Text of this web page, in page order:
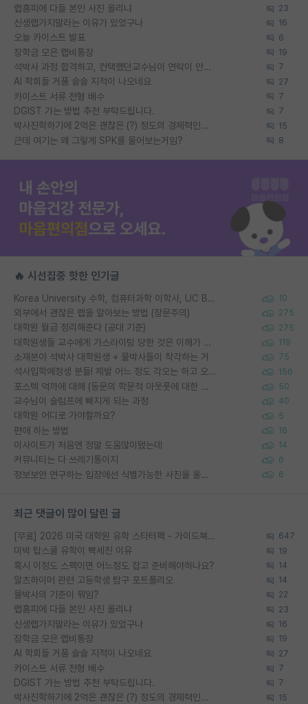
랩홈피에 다들 본인 사진 올리냐 23
신생랩가지말라는 이유가 있었구나 16
오늘 카이스트 발표 6
장학금 모은 랩비통장 19
석박사 과정 합격하고, 컨택했던교수님이 연락이 안됩니다... 7
AI 학회들 거품 슬슬 지적이 나오네요 27
카이스트 서류 전형 배수 7
DGIST 가는 방법 추천 부탁드립니다. 7
박사진학하기에 2억은 괜찮은 (?) 정도의 경제력인가요 15
근데 여기는 왜 그렇게 SPK를 물어보는거임? 8
🔥 시선집중 핫한 인기글
Korea University 수학, 컴퓨터과학 이학사, UC Berkeley 산업공학 대학원 공학박사가 되는 것은 쉽지 않겠죠? 10
외부에서 괜찮은 랩을 알아보는 방법 (장문주의) 275
대학원 월급 정리해준다 (공대 기준) 275
대학원생들 교수에게 가스라이팅 당한 것은 이해가 갑니다. 안타깝네요. 119
소재분야 석박사 대학원생 + 물박사들이 착각하는 거 75
석사입학예정생 분들! 제발 어느 정도 각오는 하고 오세요. 156
포스텍 억까에 대해 (동문의 학문적 아웃풋에 대한 반박) 50
교수님이 슬럼프에 빠지게 되는 과정 40
대학원 어디로 가야할까요? 5
편애 하는 방법 16
이사이트가 처음엔 정말 도움많이됐는데 14
커뮤니티는 다 쓰레기통이지 6
정보보안 연구하는 입장에선 식별가능한 사진을 올리는건 비추이긴함 6
최근 댓글이 많이 달린 글
[무료] 2026 미국 대학원 유학 스타터팩 - 가이드북 & 합격자 컨택메일 템플릿 647
미박 탑스쿨 유학이 빡세진 이유 19
혹시 이정도 스펙이면 어느정도 잡고 준비해야하나요? 14
알츠하이머 관련 고등학생 탐구 포트폴리오 14
물박사의 기준이 뭐임? 22
랩홈피에 다들 본인 사진 올리냐 23
신생랩가지말라는 이유가 있었구나 16
장학금 모은 랩비통장 19
AI 학회들 거품 슬슬 지적이 나오네요 27
카이스트 서류 전형 배수 7
DGIST 가는 방법 추천 부탁드립니다. 7
박사진학하기에 2억은 괜찮은 (?) 정도의 경제력인가요 15